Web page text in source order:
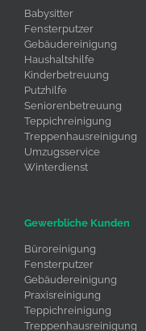
Babysitter
Fensterputzer
Gebäudereinigung
Haushaltshilfe
Kinderbetreuung
Putzhilfe
Seniorenbetreuung
Teppichreinigung
Treppenhausreinigung
Umzugsservice
Winterdienst
Gewerbliche Kunden
Büroreinigung
Fensterputzer
Gebäudereinigung
Praxisreinigung
Teppichreinigung
Treppenhausreinigung